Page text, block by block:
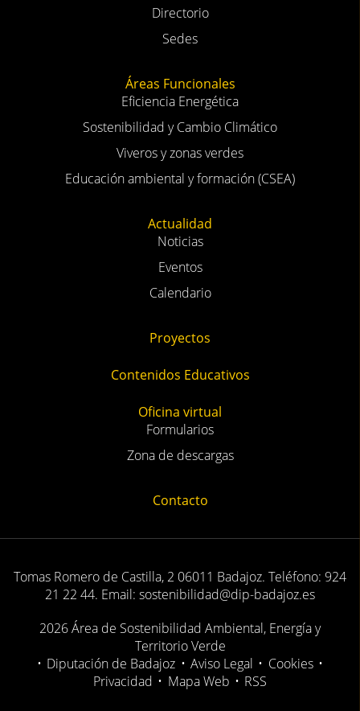
Directorio
Sedes
Áreas Funcionales
Eficiencia Energética
Sostenibilidad y Cambio Climático
Viveros y zonas verdes
Educación ambiental y formación (CSEA)
Actualidad
Noticias
Eventos
Calendario
Proyectos
Contenidos Educativos
Oficina virtual
Formularios
Zona de descargas
Contacto
Tomas Romero de Castilla, 2 06011 Badajoz. Teléfono: 924
21 22 44. Email: sostenibilidad@dip-badajoz.es
2026 Área de Sostenibilidad Ambiental, Energía y
Territorio Verde
• Diputación de Badajoz • Aviso Legal • Cookies •
Privacidad • Mapa Web • RSS